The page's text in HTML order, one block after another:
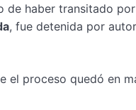
de haber transitado
, fue detenida por
el proceso quedó en